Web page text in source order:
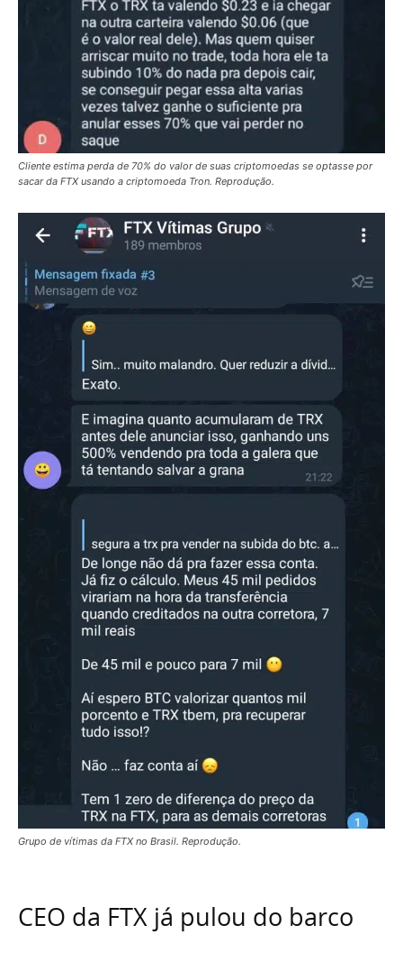
Cliente estima perda de 70% do valor de suas criptomoedas se optasse por
sacar da FTX usando a criptomoeda Tron. Reprodução.
Grupo de vítimas da FTX no Brasil. Reprodução.
CEO da FTX já pulou do barco